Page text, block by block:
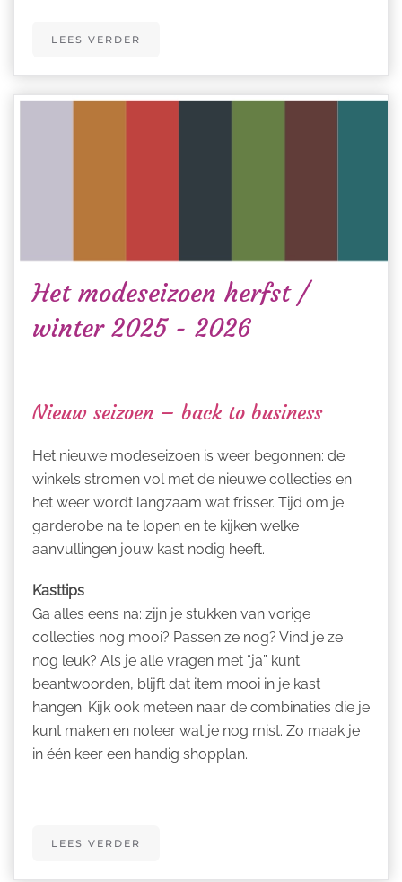
LEES VERDER
Het modeseizoen herfst /
winter 2025 - 2026
Nieuw seizoen – back to business
Het nieuwe modeseizoen is weer begonnen: de
winkels stromen vol met de nieuwe collecties en
het weer wordt langzaam wat frisser. Tijd om je
garderobe na te lopen en te kijken welke
aanvullingen jouw kast nodig heeft.
Kasttips
Ga alles eens na: zijn je stukken van vorige
collecties nog mooi? Passen ze nog? Vind je ze
nog leuk? Als je alle vragen met “ja” kunt
beantwoorden, blijft dat item mooi in je kast
hangen. Kijk ook meteen naar de combinaties die je
kunt maken en noteer wat je nog mist. Zo maak je
in één keer een handig shopplan.
LEES VERDER